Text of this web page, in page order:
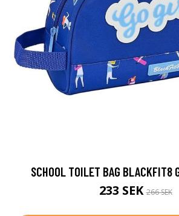
SCHOOL TOILET BAG BLACKFIT8
233 SEK266 SEK